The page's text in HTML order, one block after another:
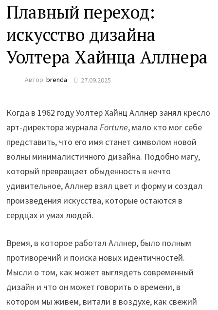
Плавный переход:
искусство дизайна
Уолтера Хайнца Аллнера
Автор:brenda 27.09.2025
Когда в 1962 году Уолтер Хайнц Аллнер занял кресло
арт-директора журналаFortune, мало кто мог себе
представить, что его имя станет символом новой
волны минималистичного дизайна. Подобно магу,
который превращает обыденность в нечто
удивительное, Аллнер взял цвет и форму и создал
произведения искусства, которые остаются в
сердцах и умах людей.
Время, в которое работал Аллнер, было полным
противоречий и поиска новых идентичностей.
Мысли о том, как может выглядеть современный
дизайн и что он может говорить о времени, в
котором мы живем, витали в воздухе, как свежий